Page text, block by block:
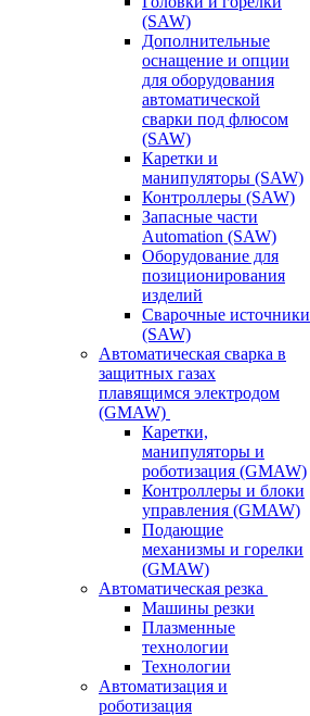
(SAW)
Дополнительные
оснащение и опции
для оборудования
автоматической
сварки под флюсом
(SAW)
Каретки и
манипуляторы (SAW)
Контроллеры (SAW)
Запасные части
Automation (SAW)
Оборудование для
позиционирования
изделий
Сварочные источники
(SAW)
Автоматическая сварка в
защитных газах
плавящимся электродом
(GMAW)
Каретки,
манипуляторы и
роботизация (GMAW)
Контроллеры и блоки
управления (GMAW)
Подающие
механизмы и горелки
(GMAW)
Автоматическая резка
Машины резки
Плазменные
технологии
Технологии
Автоматизация и
роботизация